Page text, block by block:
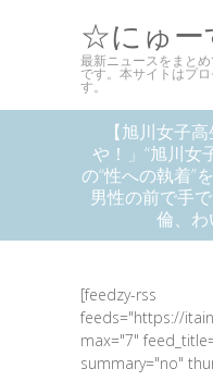
☆にゅ
最新ニュースをまと
です。本サイトはプ
す。
【旭川女子
や！」“旭川女
の“性への執着”
男性の前で手
倫、わ
[feedzy-rss
feeds="https://
max="7"
summary="no"